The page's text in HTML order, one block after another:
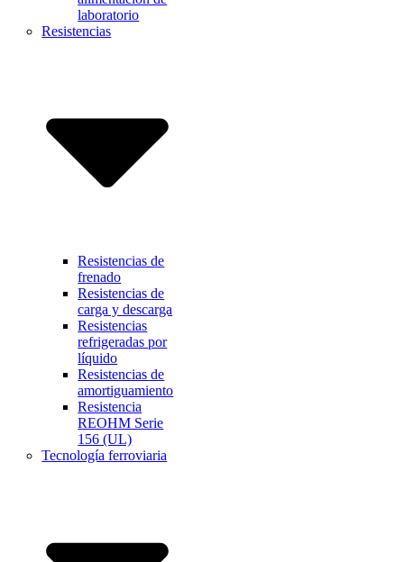
laboratorio
Resistencias
Resistencias de
frenado
Resistencias de
carga y descarga
Resistencias
refrigeradas por
líquido
Resistencias de
amortiguamiento
Resistencia
REOHM Serie
156 (UL)
Tecnología ferroviaria